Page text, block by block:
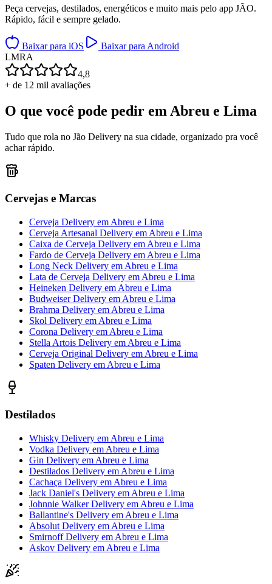
Peça cervejas, destilados, energéticos e muito mais pelo app JÃO.
Rápido, fácil e sempre gelado.
Baixar para iOS
Baixar para Android
LMRA
4,8
+ de 12 mil avaliações
O que você pode pedir emAbreu e Lima
Tudo que rola no Jão Delivery na sua cidade, organizado pra você
achar rápido.
Cervejas e Marcas
Cerveja Delivery em Abreu e Lima
Cerveja Artesanal Delivery em Abreu e Lima
Caixa de Cerveja Delivery em Abreu e Lima
Fardo de Cerveja Delivery em Abreu e Lima
Long Neck Delivery em Abreu e Lima
Lata de Cerveja Delivery em Abreu e Lima
Heineken Delivery em Abreu e Lima
Budweiser Delivery em Abreu e Lima
Brahma Delivery em Abreu e Lima
Skol Delivery em Abreu e Lima
Corona Delivery em Abreu e Lima
Stella Artois Delivery em Abreu e Lima
Cerveja Original Delivery em Abreu e Lima
Spaten Delivery em Abreu e Lima
Destilados
Whisky Delivery em Abreu e Lima
Vodka Delivery em Abreu e Lima
Gin Delivery em Abreu e Lima
Destilados Delivery em Abreu e Lima
Cachaça Delivery em Abreu e Lima
Jack Daniel's Delivery em Abreu e Lima
Johnnie Walker Delivery em Abreu e Lima
Ballantine's Delivery em Abreu e Lima
Absolut Delivery em Abreu e Lima
Smirnoff Delivery em Abreu e Lima
Askov Delivery em Abreu e Lima